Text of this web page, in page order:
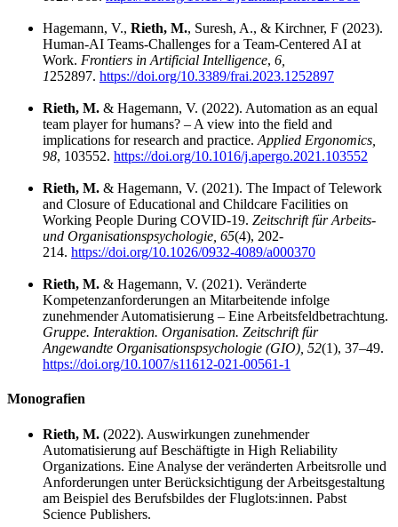
Hagemann, V., Rieth, M., Suresh, A., & Kirchner, F (2023).
Human-AI Teams-Challenges for a Team-Centered AI at
Work. Frontiers in Artificial Intelligence, 6,
1252897. https://doi.org/10.3389/frai.2023.1252897
Rieth, M. & Hagemann, V. (2022). Automation as an equal
team player for humans? – A view into the field and
implications for research and practice. Applied Ergonomics,
98, 103552. https://doi.org/10.1016/j.apergo.2021.103552
Rieth, M. & Hagemann, V. (2021). The Impact of Telework
and Closure of Educational and Childcare Facilities on
Working People During COVID-19. Zeitschrift für Arbeits-
und Organisationspsychologie, 65(4), 202-
214. https://doi.org/10.1026/0932-4089/a000370
Rieth, M. & Hagemann, V. (2021). Veränderte
Kompetenzanforderungen an Mitarbeitende infolge
zunehmender Automatisierung – Eine Arbeitsfeldbetrachtung.
Gruppe. Interaktion. Organisation. Zeitschrift für
Angewandte Organisationspsychologie (GIO), 52(1), 37–49.
https://doi.org/10.1007/s11612-021-00561-1
Monografien
Rieth, M. (2022). Auswirkungen zunehmender
Automatisierung auf Beschäftigte in High Reliability
Organizations. Eine Analyse der veränderten Arbeitsrolle und
Anforderungen unter Berücksichtigung der Arbeitsgestaltung
am Beispiel des Berufsbildes der Fluglots:innen. Pabst
Science Publishers.